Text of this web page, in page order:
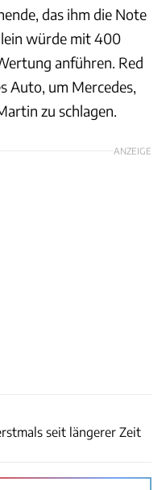
das ihm die Note
würde mit 400
anführen. Red
Auto, um Mercedes,
zu schlagen.
ANZEIGE
seit längerer Zeit